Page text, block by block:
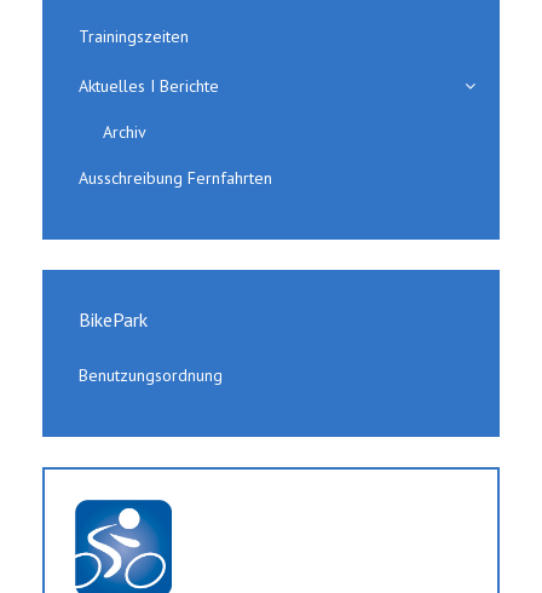
Trainingszeiten
Aktuelles I Berichte
Archiv
Ausschreibung Fernfahrten
BikePark
Benutzungsordnung